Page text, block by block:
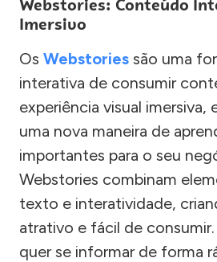
Imersivo
Os Webstories são uma
interativa de consumir
experiência visual imersiva,
uma nova maneira de
importantes para o seu
Webstories combinam
texto e interatividade,
atrativo e fácil de
quer se informar de forma